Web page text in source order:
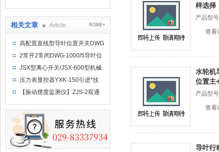
相关文章 Article ROME+
高配置直线型导叶位置开关DWG
安装与维护
2常开2常闭DWG-1000/5导叶位
置开关安装螺钉
JSX型离心开关/JSX-600型机械
转速信号装置-西安恒远
压力表显控器YXK-150引进*技
术、结构牢固
【振动摆度监测仪】ZJS-2双通
样选择
产品型
查看
水轮机
位置主
产品型
查看
导叶行